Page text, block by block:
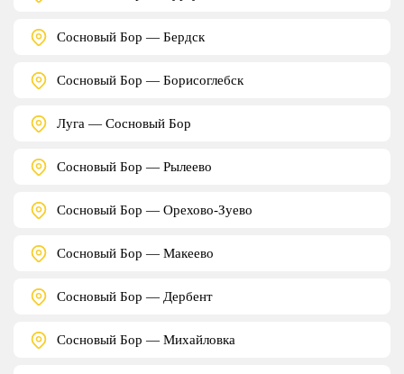
Сосновый Бор — Бердск
Сосновый Бор — Борисоглебск
Луга — Сосновый Бор
Сосновый Бор — Рылеево
Сосновый Бор — Орехово-Зуево
Сосновый Бор — Макеево
Сосновый Бор — Дербент
Сосновый Бор — Михайловка